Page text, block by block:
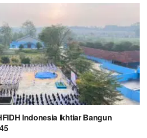
Indonesia Ikhtiar Bangun